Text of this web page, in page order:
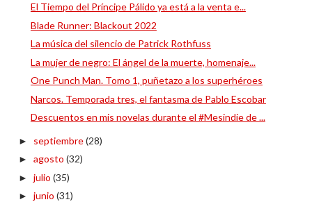
El Tiempo del Príncipe Pálido ya está a la venta e...
Blade Runner: Blackout 2022
La música del silencio de Patrick Rothfuss
La mujer de negro: El ángel de la muerte, homenaje...
One Punch Man. Tomo 1, puñetazo a los superhéroes
Narcos. Temporada tres, el fantasma de Pablo Escobar
Descuentos en mis novelas durante el #Mesindie de ...
► septiembre(28)
► agosto (32)
► julio (35)
► junio (31)